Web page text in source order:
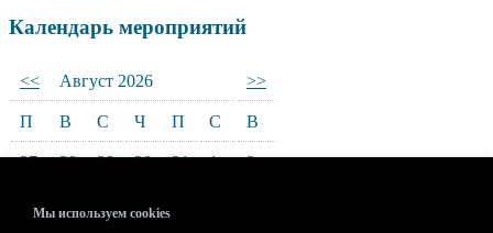
Календарь мероприятий
<< Август 2026 >>
П В С Ч П С В
27 28 29 30 31 1 2
Мы используем cookies